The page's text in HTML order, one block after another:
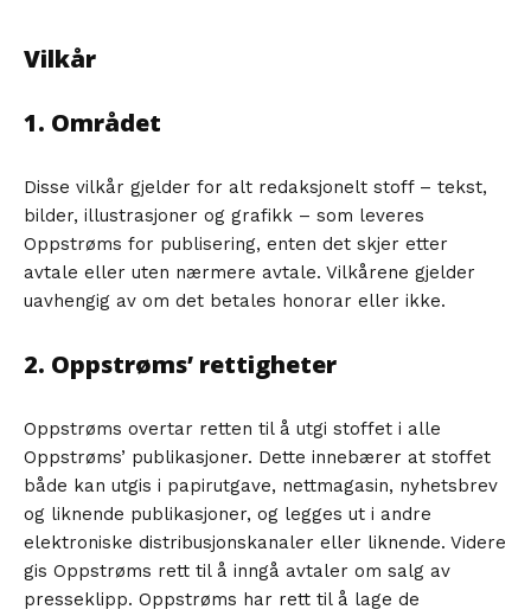
Vilkår
1. Området
Disse vilkår gjelder for alt redaksjonelt stoff – tekst,
bilder, illustrasjoner og grafikk – som leveres
Oppstrøms for publisering, enten det skjer etter
avtale eller uten nærmere avtale. Vilkårene gjelder
uavhengig av om det betales honorar eller ikke.
2. Oppstrøms’ rettigheter
Oppstrøms overtar retten til å utgi stoffet i alle
Oppstrøms’ publikasjoner. Dette innebærer at stoffet
både kan utgis i papirutgave, nettmagasin, nyhetsbrev
og liknende publikasjoner, og legges ut i andre
elektroniske distribusjonskanaler eller liknende. Videre
gis Oppstrøms rett til å inngå avtaler om salg av
presseklipp. Oppstrøms har rett til å lage de